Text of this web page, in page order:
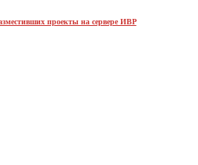
проекты на сервере ИВР